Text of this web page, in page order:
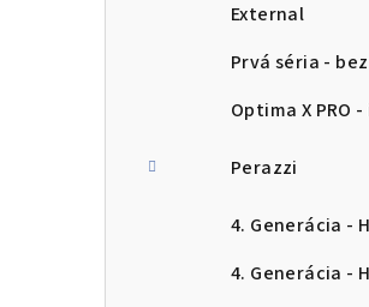
External
Prvá séria -
Optima X PRO
Perazzi
4. Generácia -
4. Generácia -